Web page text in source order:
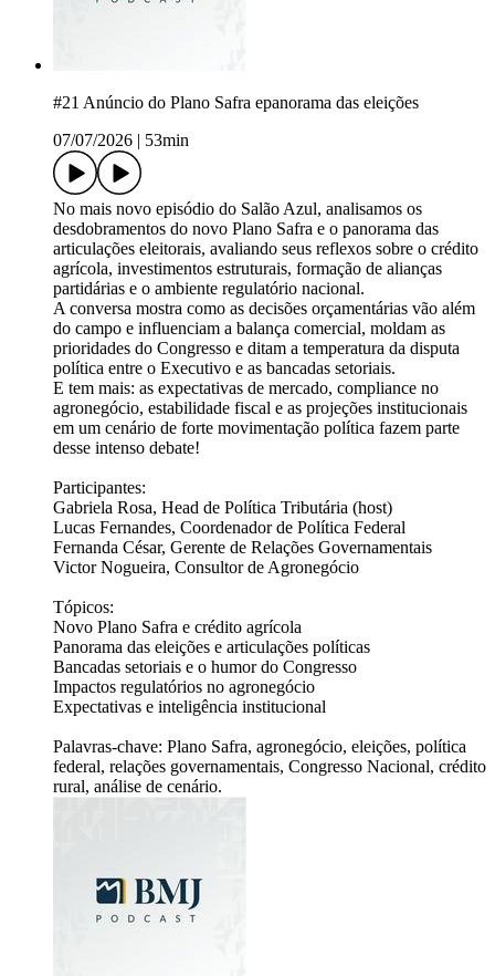
#21 Anúncio do Plano Safra epanorama das eleições
07/07/2026
53min
No mais novo episódio do Salão Azul, analisamos os
desdobramentos do novo Plano Safra e o panorama das
articulações eleitorais, avaliando seus reflexos sobre o crédito
agrícola, investimentos estruturais, formação de alianças
partidárias e o ambiente regulatório nacional.
A conversa mostra como as decisões orçamentárias vão além
do campo e influenciam a balança comercial, moldam as
prioridades do Congresso e ditam a temperatura da disputa
política entre o Executivo e as bancadas setoriais.
E tem mais: as expectativas de mercado, compliance no
agronegócio, estabilidade fiscal e as projeções institucionais
em um cenário de forte movimentação política fazem parte
desse intenso debate!
Participantes:
Gabriela Rosa, Head de Política Tributária (host)
Lucas Fernandes, Coordenador de Política Federal
Fernanda César, Gerente de Relações Governamentais
Victor Nogueira, Consultor de Agronegócio
Tópicos:
Novo Plano Safra e crédito agrícola
Panorama das eleições e articulações políticas
Bancadas setoriais e o humor do Congresso
Impactos regulatórios no agronegócio
Expectativas e inteligência institucional
Palavras-chave: Plano Safra, agronegócio, eleições, política
federal, relações governamentais, Congresso Nacional, crédito
rural, análise de cenário.